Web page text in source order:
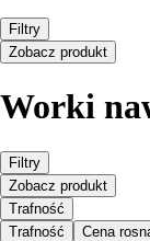
Filtry
Zobacz produkt
Worki
Filtry
Zobacz produkt
Trafność
Trafność
Cena